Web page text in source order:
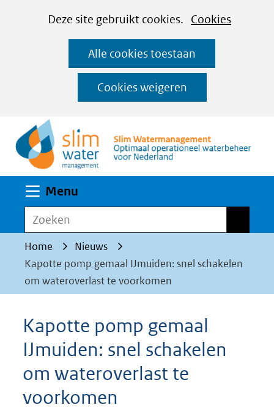
CookiesDeze site gebruikt cookies. Cookies
op
deze
website
worden
toegestaan
of
geweigerd.
Alle cookies toestaan
Cookies weigeren
Ga
naar
de
inhoud
Menu
Zoeken
Home
Nieuws
Kapotte pomp gemaal IJmuiden: snel schakelen
om wateroverlast te voorkomen
Kapotte pomp gemaal
IJmuiden: snel schakelen
om wateroverlast te
voorkomen